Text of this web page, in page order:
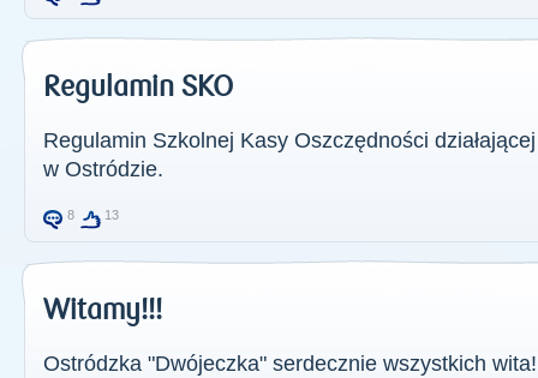
Regulamin SKO
Regulamin Szkolnej Kasy Oszczędności
w Ostródzie.
8 13
Witamy!!!
Ostródzka "Dwójeczka" serdecznie wszystkich